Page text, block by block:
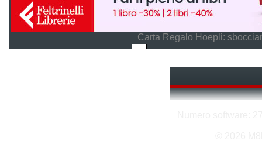
Carta Regalo Hoepli: